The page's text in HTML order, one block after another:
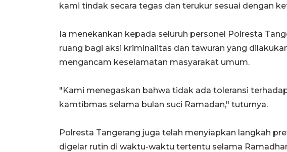
kami tindak secara tegas dan terukur sesuai dengan
Ia menekankan kepada seluruh personel Polresta
ruang bagi aksi kriminalitas dan tawuran yang
mengancam keselamatan masyarakat umum.
"Kami menegaskan bahwa tidak ada toleransi
kamtibmas selama bulan suci Ramadan," tuturnya.
Polresta Tangerang juga telah menyiapkan langkah
digelar rutin di waktu-waktu tertentu selama